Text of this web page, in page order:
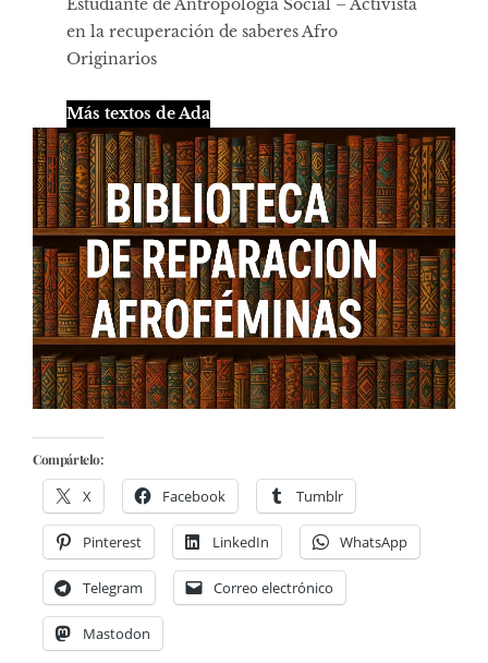
en la recuperación de saberes Afro
Originarios
Más textos de Ada
Compártelo:
X Facebook Tumblr
Pinterest LinkedIn WhatsApp
Telegram Correo electrónico
Mastodon